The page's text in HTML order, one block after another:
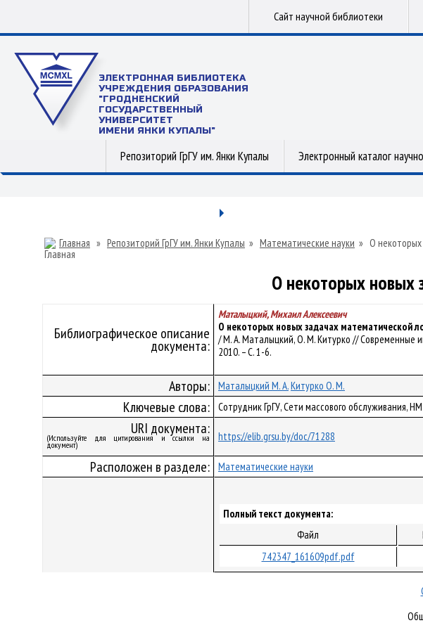
Сайт научной библиотеки
ЭЛЕКТРОННАЯ БИБЛИОТЕКА
УЧРЕЖДЕНИЯ ОБРАЗОВАНИЯ
"ГРОДНЕНСКИЙ
ГОСУДАРСТВЕННЫЙ
УНИВЕРСИТЕТ
ИМЕНИ ЯНКИ КУПАЛЫ"
Репозиторий ГрГУ им. Янки Купалы Электронный каталог
Главная » Репозиторий ГрГУ им. Янки Купалы » Математические науки » О некоторых
О некоторых новых
Библиографическое описание
документа:
Маталыцкий, Михаил Алексеевич
О некоторых новых задачах математической
/ М. А. Маталыцкий, О. М. Китурко // Современные
2010. – С. 1-6.
Авторы: Маталыцкий М. А.Китурко О. М.
Ключевые слова: Сотрудник ГрГУ, Сети массового обслуживания,
URI документа:
(Используйте для цитирования и ссылки на
документ)
https://elib.grsu.by/doc/71288
Расположен в разделе: Математические науки
Полный текст документа:
Файл
742347_161609pdf.pdf